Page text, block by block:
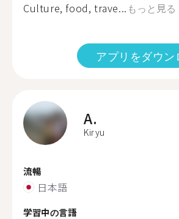
Culture, food, trave... もっと見る
アプリをダウン
A.
Kiryu
流暢
日本語
学習中の言語